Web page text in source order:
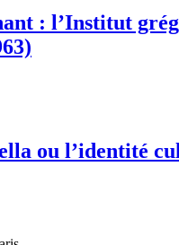
: l’Institut
ou l’identité